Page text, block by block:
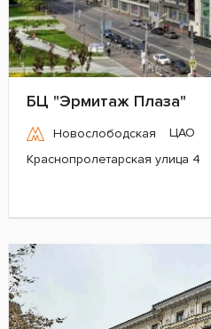
БЦ "Эрмитаж Плаза"
Новослободская
ЦАО
Краснопролетарская улица 4